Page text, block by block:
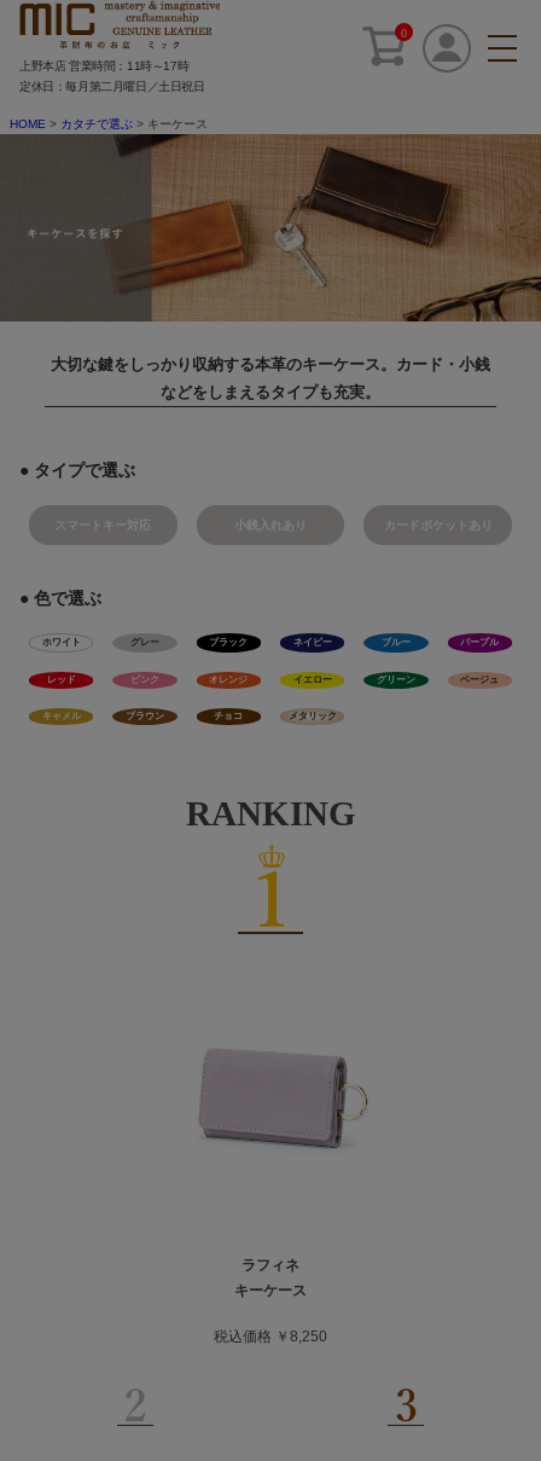
0
上野本店 営業時間：11時～17時
定休日：毎月第二月曜日／土日祝日
HOME カタチで選ぶ キーケース
大切な鍵をしっかり収納する本革のキーケース。カード・小銭
などをしまえるタイプも充実。
● タイプで選ぶ
スマートキー対応 小銭入れあり カードポケットあり
● 色で選ぶ
ホワイト グレー ブラック ネイビー ブルー パープル
レッド ピンク オレンジ イエロー グリーン ベージュ
キャメル ブラウン チョコ メタリック
RANKING
ラフィネ
キーケース
税込価格 ￥8,250